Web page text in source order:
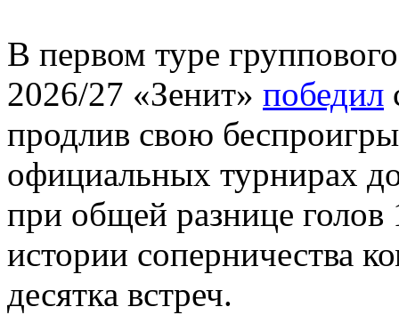
В первом туре
2026/27 «Зенит» победил
продлив свою
официальных турнирах
при общей разнице
истории соперничества
десятка встреч.